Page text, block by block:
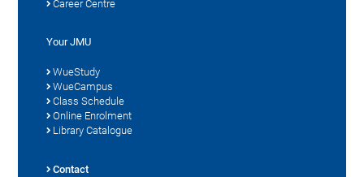
Career Centre
Your JMU
WueStudy
WueCampus
Class Schedule
Online Enrolment
Library Catalogue
Contact